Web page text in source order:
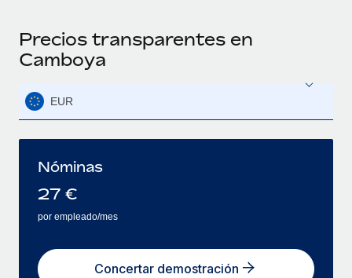
Precios transparentes en
Camboya
EUR
Nóminas
27 €
por empleado/mes
Concertar demostración